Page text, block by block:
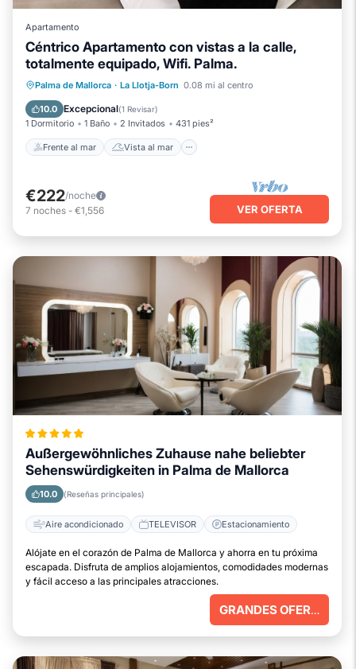
Apartamento
Céntrico Apartamento con vistas a la calle,
totalmente equipado, Wifi. Palma.
Palma de Mallorca · La Llotja-Born 0.08 mi al centro
10.0 Excepcional(1 Revisar)
1 Dormitorio 1 Baño 2 Invitados 431 pies²
Frente al mar Vista al mar
Frente al mar
Vista al mar
Balcón/Terraza
€222/noche
7 noches - €1,556 VER OFERTA
Außergewöhnliches Zuhause nahe beliebter
Sehenswürdigkeiten in Palma de Mallorca
10.0 (Reseñas principales)
Aire acondicionado TELEVISOR Estacionamiento
Alójate en el corazón de Palma de Mallorca y ahorra en tu próxima
escapada. Disfruta de amplios alojamientos, comodidades modernas
y fácil acceso a las principales atracciones.
GRANDES OFERTAS